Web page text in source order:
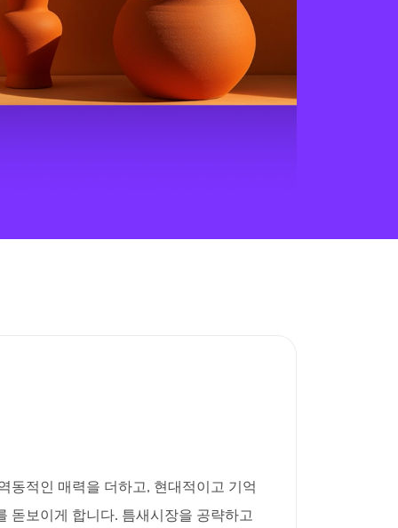
동적인 매력을 더하고, 현대적이고 기억
돋보이게 합니다. 틈새시장을 공략하고